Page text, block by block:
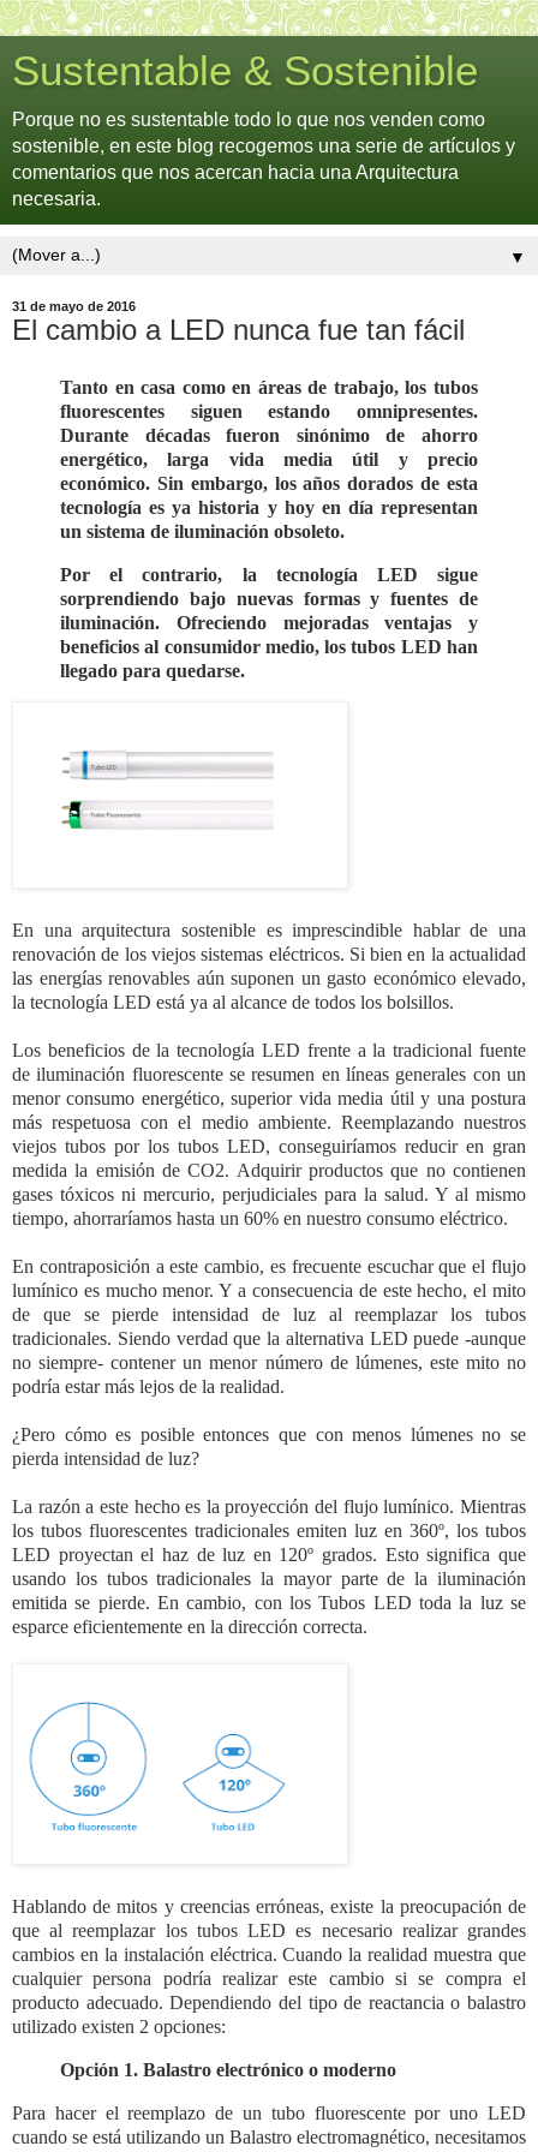
Sustentable & Sostenible
Porque no es sustentable todo lo que nos venden como
sostenible, en este blog recogemos una serie de artículos y
comentarios que nos acercan hacia una Arquitectura
necesaria.
▼
31 de mayo de 2016
El cambio a LED nunca fue tan fácil
Tanto en casa como en áreas de trabajo, los tubos
fluorescentes siguen estando omnipresentes.
Durante décadas fueron sinónimo de ahorro
energético, larga vida media útil y precio
económico. Sin embargo, los años dorados de esta
tecnología es ya historia y hoy en día representan
un sistema de iluminación obsoleto.
Por el contrario, la tecnología LED sigue
sorprendiendo bajo nuevas formas y fuentes de
iluminación. Ofreciendo mejoradas ventajas y
beneficios al consumidor medio, los tubos LED han
llegado para quedarse.
En una arquitectura sostenible es imprescindible hablar de una
renovación de los viejos sistemas eléctricos. Si bien en la actualidad
las energías renovables aún suponen un gasto económico elevado,
la tecnología LED está ya al alcance de todos los bolsillos.
Los beneficios de la tecnología LED frente a la tradicional fuente
de iluminación fluorescente se resumen en líneas generales con un
menor consumo energético, superior vida media útil y una postura
más respetuosa con el medio ambiente. Reemplazando nuestros
viejos tubos por los tubos LED, conseguiríamos reducir en gran
medida la emisión de CO2. Adquirir productos que no contienen
gases tóxicos ni mercurio, perjudiciales para la salud. Y al mismo
tiempo, ahorraríamos hasta un 60% en nuestro consumo eléctrico.
En contraposición a este cambio, es frecuente escuchar que el flujo
lumínico es mucho menor. Y a consecuencia de este hecho, el mito
de que se pierde intensidad de luz al reemplazar los tubos
tradicionales. Siendo verdad que la alternativa LED puede -aunque
no siempre- contener un menor número de lúmenes, este mito no
podría estar más lejos de la realidad.
¿Pero cómo es posible entonces que con menos lúmenes no se
pierda intensidad de luz?
La razón a este hecho es la proyección del flujo lumínico. Mientras
los tubos fluorescentes tradicionales emiten luz en 360º, los tubos
LED proyectan el haz de luz en 120º grados. Esto significa que
usando los tubos tradicionales la mayor parte de la iluminación
emitida se pierde. En cambio, con los Tubos LED toda la luz se
esparce eficientemente en la dirección correcta.
Hablando de mitos y creencias erróneas, existe la preocupación de
que al reemplazar los tubos LED es necesario realizar grandes
cambios en la instalación eléctrica. Cuando la realidad muestra que
cualquier persona podría realizar este cambio si se compra el
producto adecuado. Dependiendo del tipo de reactancia o balastro
utilizado existen 2 opciones:
Opción 1. Balastro electrónico o moderno
Para hacer el reemplazo de un tubo fluorescente por uno LED
cuando se está utilizando un Balastro electromagnético, necesitamos